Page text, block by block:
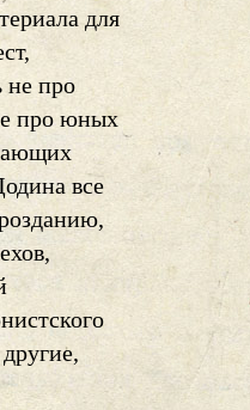
для
не про
про юных
все